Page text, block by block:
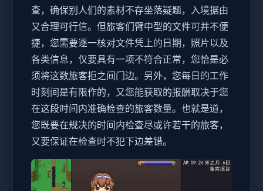
查，确保别人们的素材不存坐落疑题，入境据由
又合理可行信。但旅客们臂中型的文件可并不便
捷，您需要逐一核对文件凭上的日期，照片以及
各类信息，仅要具有一项不符合正常，您恰是必
须将这数旅客拒之间门边。另外，您每日的工作
时刻间是有限作的，又您能获取的报酬取决于您
在这段时间内准确检查的旅客数量。也就是道，
您既要在规决的时间内检查尽或许若干的旅客，
又要保证在检查时不犯下边差错。